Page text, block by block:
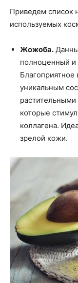
Приведем список
используемых
Жожоба.
полноценный и
Благоприятное
уникальным
которые
коллагена.
зрелой кожи.